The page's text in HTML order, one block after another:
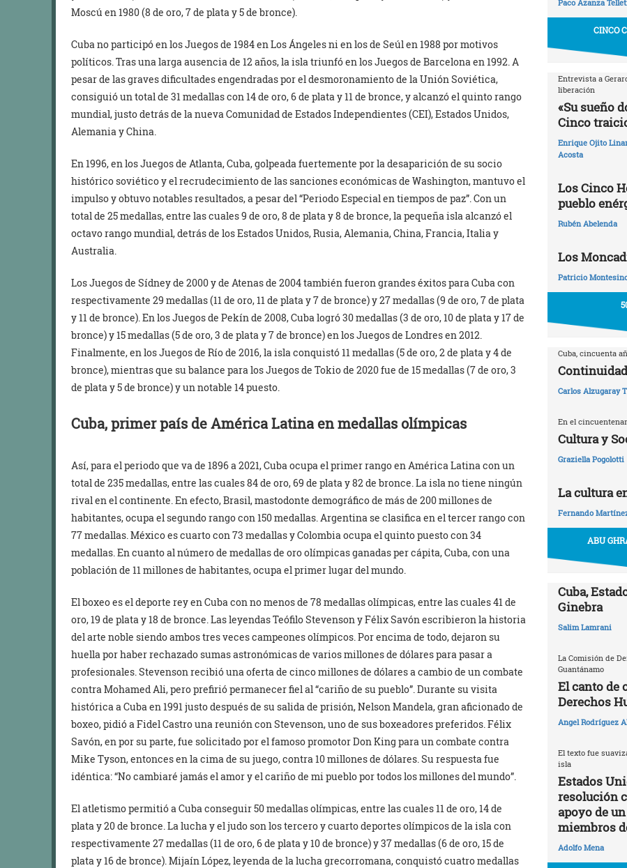
Moscú en 1980 (8 de oro, 7 de plata y 5 de bronce).
Cuba no participó en los Juegos de 1984 en Los Ángeles ni en los de Seúl en 1988 por motivos
políticos. Tras una larga ausencia de 12 años, la isla triunfó en los Juegos de Barcelona en 1992. A
pesar de las graves dificultades engendradas por el desmoronamiento de la Unión Soviética,
consiguió un total de 31 medallas con 14 de oro, 6 de plata y 11 de bronce, y alcanzó el quinto rango
mundial, justo detrás de la nueva Comunidad de Estados Independientes (CEI), Estados Unidos,
Alemania y China.
En 1996, en los Juegos de Atlanta, Cuba, golpeada fuertemente por la desaparición de su socio
histórico soviético y el recrudecimiento de las sanciones económicas de Washington, mantuvo el
impulso y obtuvo notables resultados, a pesar del “Periodo Especial en tiempos de paz”. Con un
total de 25 medallas, entre las cuales 9 de oro, 8 de plata y 8 de bronce, la pequeña isla alcanzó el
octavo rango mundial, detrás de los Estados Unidos, Rusia, Alemania, China, Francia, Italia y
Australia.
Los Juegos de Sídney de 2000 y de Atenas de 2004 también fueron grandes éxitos para Cuba con
respectivamente 29 medallas (11 de oro, 11 de plata y 7 de bronce) y 27 medallas (9 de oro, 7 de plata
y 11 de bronce). En los Juegos de Pekín de 2008, Cuba logró 30 medallas (3 de oro, 10 de plata y 17 de
bronce) y 15 medallas (5 de oro, 3 de plata y 7 de bronce) en los Juegos de Londres en 2012.
Finalmente, en los Juegos de Río de 2016, la isla conquistó 11 medallas (5 de oro, 2 de plata y 4 de
bronce), mientras que su balance para los Juegos de Tokio de 2020 fue de 15 medallas (7 de oro, 3
de plata y 5 de bronce) y un notable 14 puesto.
Cuba, primer país de América Latina en medallas olímpicas
Así, para el periodo que va de 1896 a 2021, Cuba ocupa el primer rango en América Latina con un
total de 235 medallas, entre las cuales 84 de oro, 69 de plata y 82 de bronce. La isla no tiene ningún
rival en el continente. En efecto, Brasil, mastodonte demográfico de más de 200 millones de
habitantes, ocupa el segundo rango con 150 medallas. Argentina se clasifica en el tercer rango con
77 medallas. México es cuarto con 73 medallas y Colombia ocupa el quinto puesto con 34
medallas. En cuanto al número de medallas de oro olímpicas ganadas per cápita, Cuba, con una
población de 11 millones de habitantes, ocupa el primer lugar del mundo.
El boxeo es el deporte rey en Cuba con no menos de 78 medallas olímpicas, entre las cuales 41 de
oro, 19 de plata y 18 de bronce. Las leyendas Teófilo Stevenson y Félix Savón escribieron la historia
del arte noble siendo ambos tres veces campeones olímpicos. Por encima de todo, dejaron su
huella por haber rechazado sumas astronómicas de varios millones de dólares para pasar a
profesionales. Stevenson recibió una oferta de cinco millones de dólares a cambio de un combate
contra Mohamed Ali, pero prefirió permanecer fiel al “cariño de su pueblo”. Durante su visita
histórica a Cuba en 1991 justo después de su salida de prisión, Nelson Mandela, gran aficionado de
boxeo, pidió a Fidel Castro una reunión con Stevenson, uno de sus boxeadores preferidos. Félix
Savón, en por su parte, fue solicitado por el famoso promotor Don King para un combate contra
Mike Tyson, entonces en la cima de su juego, contra 10 millones de dólares. Su respuesta fue
idéntica: “No cambiaré jamás el amor y el cariño de mi pueblo por todos los millones del mundo”.
El atletismo permitió a Cuba conseguir 50 medallas olímpicas, entre las cuales 11 de oro, 14 de
plata y 20 de bronce. La lucha y el judo son los tercero y cuarto deportes olímpicos de la isla con
respectivamente 27 medallas (11 de oro, 6 de plata y 10 de bronce) y 37 medallas (6 de oro, 15 de
plata y 16 de bronce). Mijaín López, leyenda de la lucha grecorromana, conquistó cuatro medallas
Paco Azanza
CINCO
Entrevista a
liberación
«Su sueño
Cinco
Enrique Ojito
Acosta
Los Cinco
pueblo
Rubén Abelenda
Los
Patricio
Cuba, cincuenta
Carlos Alzugaray
En el
Cultura y
Graziella Pogolotti
La cultura
Fernando
ABU
Cuba,
Ginebra
Salim Lamrani
La Comisión de
Guantánamo
El canto de
Derechos
Angel Rodríguez
El texto fue
isla
Estados
resolución
apoyo de
miembros
Adolfo Mena